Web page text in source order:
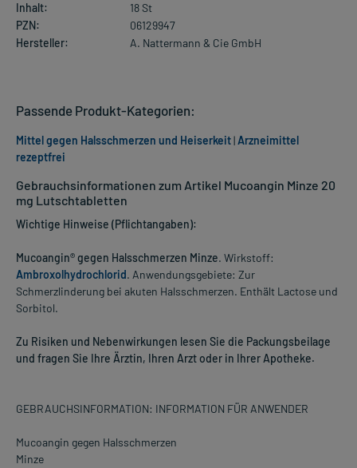
Inhalt:
18 St
PZN:
06129947
Hersteller:
A. Nattermann & Cie GmbH
Gebrauchsinformationen zum Artikel Mucoangin Minze 20
mg Lutschtabletten
Wichtige Hinweise (Pflichtangaben):
Mucoangin® gegen Halsschmerzen Minze. Wirkstoff:
Ambroxolhydrochlorid. Anwendungsgebiete: Zur
Schmerzlinderung bei akuten Halsschmerzen. Enthält Lactose und
Sorbitol.
Zu Risiken und Nebenwirkungen lesen Sie die Packungsbeilage
und fragen Sie Ihre Ärztin, Ihren Arzt oder in Ihrer Apotheke.
GEBRAUCHSINFORMATION: INFORMATION FÜR ANWENDER
Mucoangin gegen Halsschmerzen
Minze
Passende Produkt-Kategorien:
Mittel gegen Halsschmerzen und Heiserkeit|Arzneimittel
rezeptfrei